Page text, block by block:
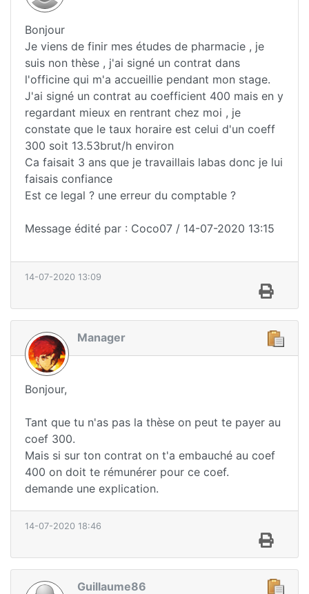
Bonjour
Je viens de finir mes études de pharmacie , je
suis non thèse , j'ai signé un contrat dans
l'officine qui m'a accueillie pendant mon stage.
J'ai signé un contrat au coefficient 400 mais en y
regardant mieux en rentrant chez moi , je
constate que le taux horaire est celui d'un coeff
300 soit 13.53brut/h environ
Ca faisait 3 ans que je travaillais labas donc je lui
faisais confiance
Est ce legal ? une erreur du comptable ?
Message édité par : Coco07 / 14-07-2020 13:15
14-07-2020 13:09
Manager
Bonjour,
Tant que tu n'as pas la thèse on peut te payer au
coef 300.
Mais si sur ton contrat on t'a embauché au coef
400 on doit te rémunérer pour ce coef.
demande une explication.
14-07-2020 18:46
Guillaume86